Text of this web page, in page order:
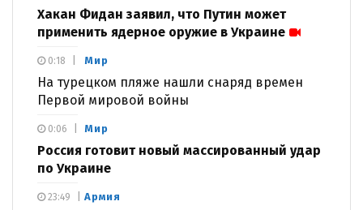
Хакан Фидан заявил, что Путин может
применить ядерное оружие в Украине
Мир
На турецком пляже нашли снаряд времен
Первой мировой войны
0:18
Мир
Россия готовит новый массированный удар
по Украине
0:06
Армия
23:49